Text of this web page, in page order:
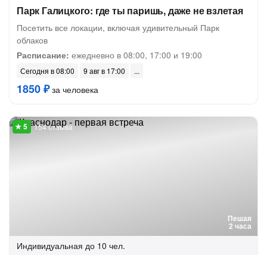
Парк Галицкого: где ты паришь, даже не взлетая
Посетить все локации, включая удивительный Парк
облаков
Расписание: ежедневно в 08:00, 17:00 и 19:00
Сегодня в 08:00 9 авг в 17:00
1850 ₽за человека
Пешая
2 часа
154 отзыва
Индивидуальная до 10 чел.